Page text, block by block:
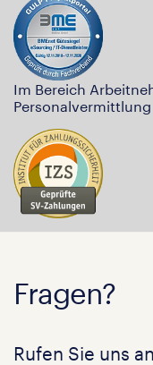
Im Bereich
Personalvermittlung
Fragen?
Rufen Sie uns an